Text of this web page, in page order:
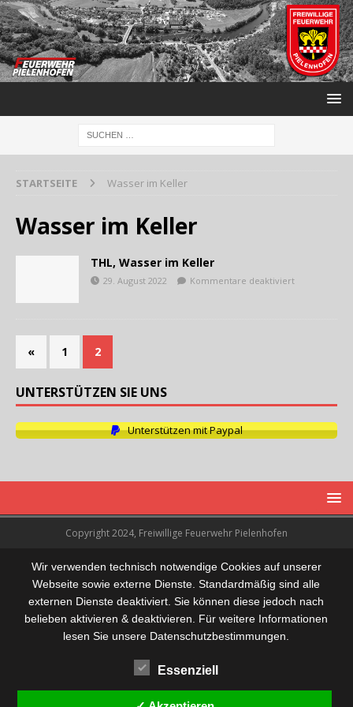
STARTSEITE Wasser im Keller
Wasser im Keller
THL, Wasser im Keller
29. August 2022 Kommentare deaktiviert
« 1 2
UNTERSTÜTZEN SIE UNS
Unterstützen mit Paypal
Copyright 2024, Freiwillige Feuerwehr Pielenhofen
Wir verwenden technisch notwendige Cookies auf unserer
Webseite sowie externe Dienste. Standardmäßig sind alle
externen Dienste deaktiviert. Sie können diese jedoch nach
belieben aktivieren & deaktivieren. Für weitere Informationen
lesen Sie unsere Datenschutzbestimmungen.
Essenziell